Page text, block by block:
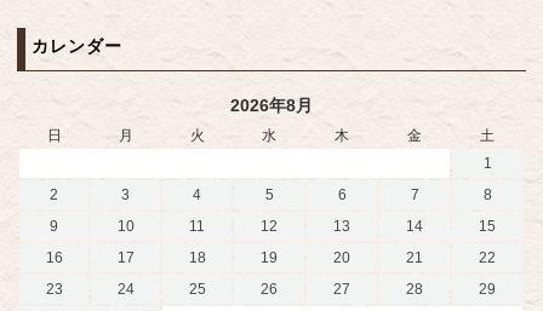
カレンダー
2026年8月
日 月 火 水 木 金
土
1
2
3 4 5 6 7
8
9
10 11 12 13 14
15
16
17 18 19 20 21
22
23
24 25 26 27 28
29